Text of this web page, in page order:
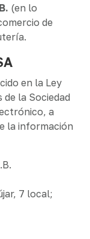
(en lo
de
en la Ley
de la Sociedad
a
la información
7 local;